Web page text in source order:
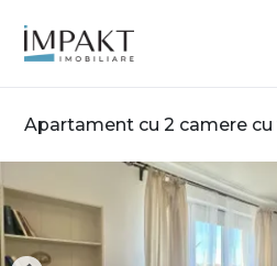
Apartament cu 2 camere cu